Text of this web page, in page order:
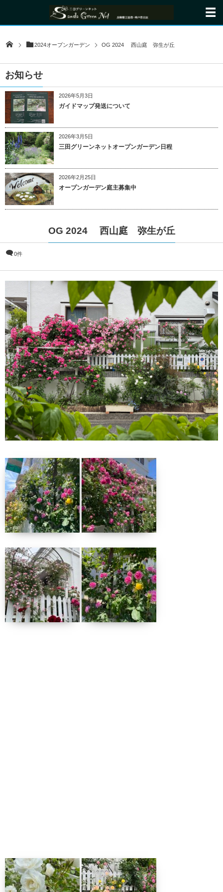
2024オープンガーデン OG 2024 西山庭 弥生が丘
お知らせ
2026年5月3日
ガイドマップ発送について
2026年3月5日
三田グリーンネットオープンガーデン日程
2026年2月25日
オープンガーデン庭主募集中
OG 2024 西山庭 弥生が丘
0件